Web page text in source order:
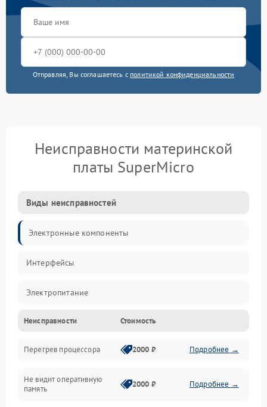
Отправляя, Вы соглашаетесь с политикой конфиденциальности
Неисправности материнской
платы SuperMicro
Виды неисправностей
Электронные компоненты
Интерфейсы
Электропитание
Корпус/Герметичность
Механика
ПО/Микропрограмма
Неисправности Стоимость
Перегрев процессора 2000 ₽ Подробнее →
Не видит оперативную
память
2000 ₽ Подробнее →